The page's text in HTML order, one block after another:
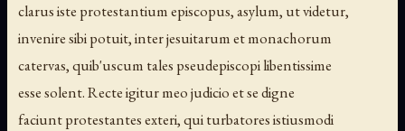
clarus iste protestantium episcopus, asylum, ut videtur,
invenire sibi potuit, inter jesuitarum et monachorum
catervas, quib'uscum tales pseudepiscopi libentissime
esse solent. Recte igitur meo judicio et se digne
faciunt protestantes exteri, qui turbatores istiusmodi